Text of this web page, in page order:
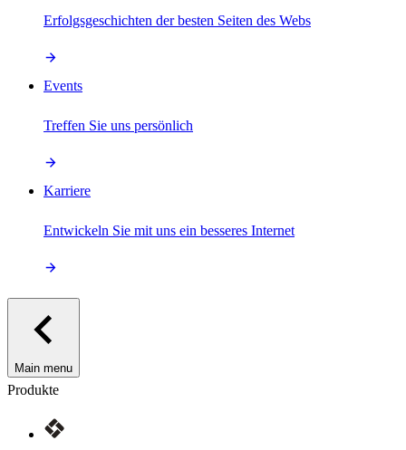
Erfolgsgeschichten der besten Seiten des Webs
Events
Treffen Sie uns persönlich
Karriere
Entwickeln Sie mit uns ein besseres Internet
Main menu
Produkte